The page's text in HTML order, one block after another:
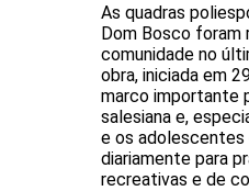
As quadras
Dom Bosco foram
comunidade no
obra, iniciada em
marco importante
salesiana e,
e os adolescentes
diariamente para
recreativas e de